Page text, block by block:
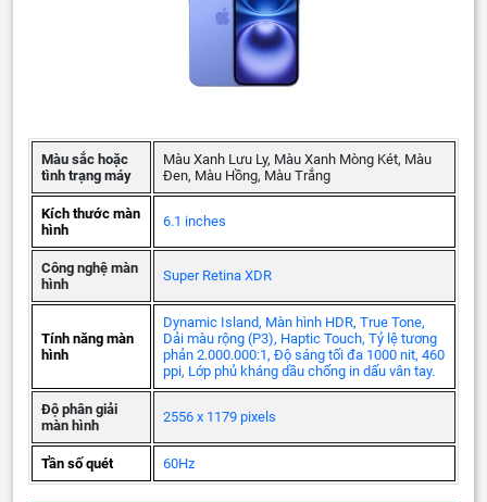
Màu sắc hoặc
tình trạng máy
Màu Xanh Lưu Ly, Màu Xanh Mòng Két, Màu
Đen, Màu Hồng, Màu Trắng
Kích thước màn
hình
6.1 inches
Công nghệ màn
hình
Super Retina XDR
Tính năng màn
hình
Dynamic Island, Màn hình HDR, True Tone,
Dải màu rộng (P3), Haptic Touch, Tỷ lệ tương
phản 2.000.000:1, Độ sáng tối đa 1000 nit, 460
ppi, Lớp phủ kháng dầu chống in dấu vân tay.
Độ phân giải
màn hình
2556 x 1179 pixels
Tần số quét 60Hz